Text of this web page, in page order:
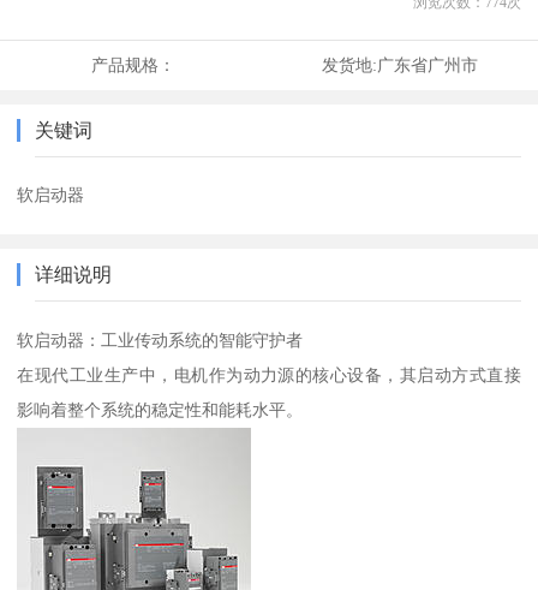
产品规格： 发货地:广东省广州市
关键词
软启动器
详细说明
软启动器：工业传动系统的智能守护者
在现代工业生产中，电机作为动力源的核心设备，其启动方式直接
影响着整个系统的稳定性和能耗水平。